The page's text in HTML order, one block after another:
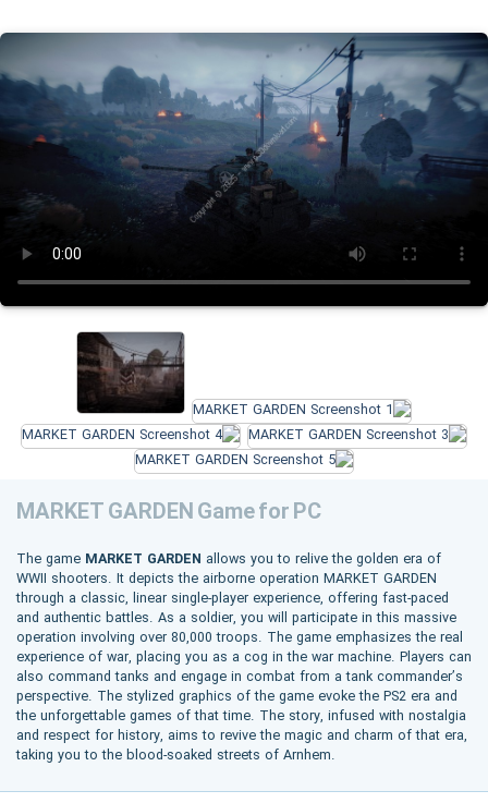
MARKET GARDEN Game for PC
The game MARKET GARDEN allows you to relive the golden era of
WWII shooters. It depicts the airborne operation MARKET GARDEN
through a classic, linear single-player experience, offering fast-paced
and authentic battles. As a soldier, you will participate in this massive
operation involving over 80,000 troops. The game emphasizes the real
experience of war, placing you as a cog in the war machine. Players can
also command tanks and engage in combat from a tank commander’s
perspective. The stylized graphics of the game evoke the PS2 era and
the unforgettable games of that time. The story, infused with nostalgia
and respect for history, aims to revive the magic and charm of that era,
taking you to the blood-soaked streets of Arnhem.